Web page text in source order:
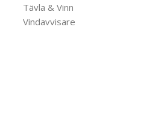
Tävla & Vinn
Vindavvisare